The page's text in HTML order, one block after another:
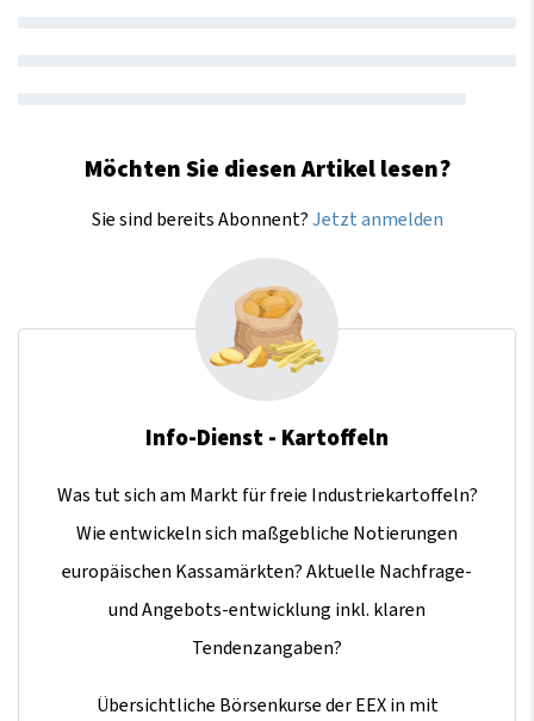
Möchten Sie diesen Artikel lesen?
Sie sind bereits Abonnent?Jetzt anmelden
Info-Dienst - Kartoffeln
Was tut sich am Markt für freie Industriekartoffeln?
Wie entwickeln sich maßgebliche Notierungen
europäischen Kassamärkten? Aktuelle Nachfrage-
und Angebots-entwicklung inkl. klaren
Tendenzangaben?
Übersichtliche Börsenkurse der EEX in mit